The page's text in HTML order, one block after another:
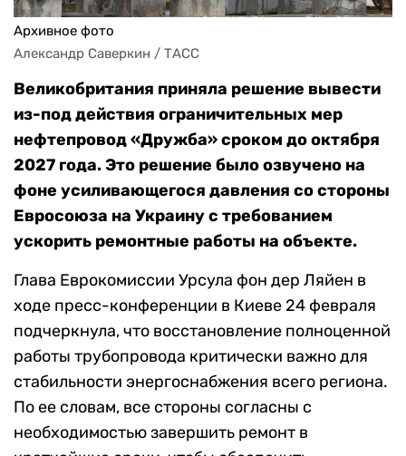
Архивное фото
Александр Саверкин / ТАСС
Великобритания приняла решение вывести
из-под действия ограничительных мер
нефтепровод «Дружба» сроком до октября
2027 года. Это решение было озвучено на
фоне усиливающегося давления со стороны
Евросоюза на Украину с требованием
ускорить ремонтные работы на объекте.
Глава Еврокомиссии Урсула фон дер Ляйен в
ходе пресс-конференции в Киеве 24 февраля
подчеркнула, что восстановление полноценной
работы трубопровода критически важно для
стабильности энергоснабжения всего региона.
По ее словам, все стороны согласны с
необходимостью завершить ремонт в